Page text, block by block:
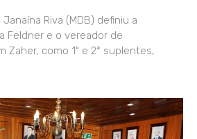
Riva (MDB) definiu a
Feldner e o vereador de
Zaher, como 1º e 2ª suplentes,